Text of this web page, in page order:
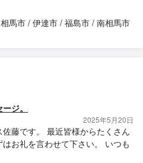
相馬市 伊達市 福島市 南相馬市
ジ。
2025年5月20日
藤です。 最近皆様からたくさん
お礼を言わせて下さい。 いつも